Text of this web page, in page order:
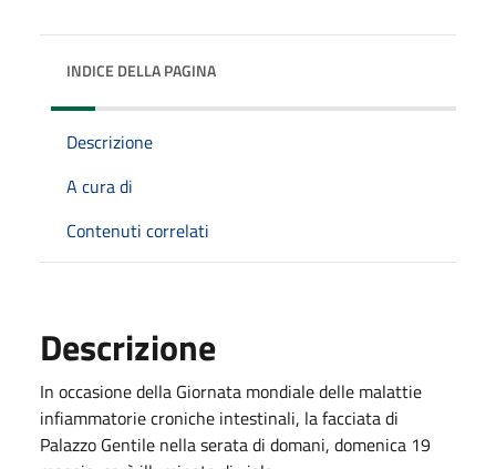
INDICE DELLA PAGINA
Descrizione
A cura di
Contenuti correlati
Descrizione
In occasione della Giornata mondiale delle malattie
infiammatorie croniche intestinali, la facciata di
Palazzo Gentile nella serata di domani, domenica 19